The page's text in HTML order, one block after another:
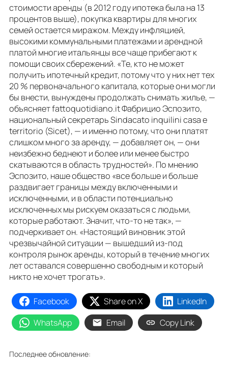
стоимости аренды (в 2012 году ипотека была на 13
процентов выше), покупка квартиры для многих
семей остается миражом. Между инфляцией,
высокими коммунальными платежами и арендной
платой многие итальянцы все чаще прибегают к
помощи своих сбережений. «Те, кто не может
получить ипотечный кредит, потому что у них нет тех
20 % первоначального капитала, которые они могли
бы внести, вынуждены продолжать снимать жилье, —
объясняет fattoquotidiano.it Фабрицио Эспозито,
национальный секретарь Sindacato inquilini casa e
territorio (Sicet), — и именно потому, что они платят
слишком много за аренду, — добавляет он, — они
неизбежно беднеют и более или менее быстро
скатываются в область трудностей». По мнению
Эспозито, наше общество «все больше и больше
раздвигает границы между включенными и
исключенными, и в области потенциально
исключенных мы рискуем оказаться с людьми,
которые работают. Значит, что-то не так», —
подчеркивает он. «Настоящий виновник этой
чрезвычайной ситуации — вышедший из-под
контроля рынок аренды, который в течение многих
лет оставался совершенно свободным и который
никто не хочет трогать».
Facebook Share on X
LinkedIn
WhatsApp
Email Copy Link
Последнее обновление: